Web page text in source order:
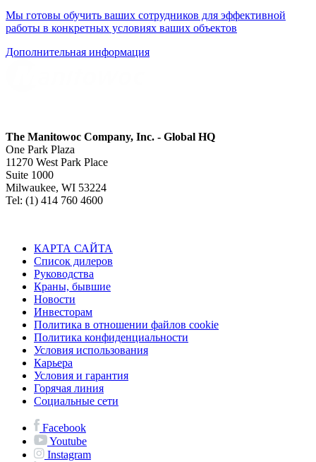
Мы готовы обучить ваших сотрудников для эффективной
работы в конкретных условиях ваших объектов
Дополнительная информация
The Manitowoc Company, Inc. - Global HQ
One Park Plaza
11270 West Park Place
Suite 1000
Milwaukee, WI 53224
Tel: (1) 414 760 4600
КАРТА САЙТА
Список дилеров
Руководства
Краны, бывшие
Новости
Инвесторам
Политика в отношении файлов cookie
Политика конфиденциальности
Условия использования
Карьера
Условия и гарантия
Горячая линия
Социальные сети
Facebook
Youtube
Instagram